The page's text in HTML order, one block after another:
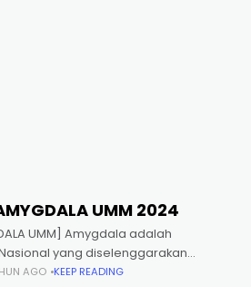
UMM 2024
UMM] Amygdala adalah
yang diselenggarakan
FK UMM untuk seluruh
AGO KEEP READING